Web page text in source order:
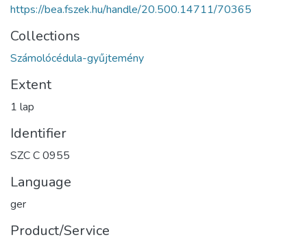
https://bea.fszek.hu/handle/20.500.14711/70365
Collections
Számolócédula-gyűjtemény
Extent
1 lap
Identifier
SZC C 0955
Language
ger
Product/Service